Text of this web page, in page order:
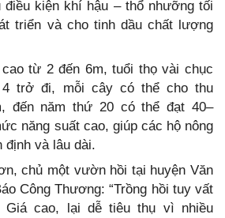
kiện khí hậu – thổ nhưỡng tối
triển và cho tinh dầu chất lượng
từ 2 đến 6m, tuổi thọ vài chục
trở đi, mỗi cây có thể cho thu
đến năm thứ 20 có thể đạt 40–
năng suất cao, giúp các hộ nông
định và lâu dài.
chủ một vườn hồi tại huyện Văn
Công Thương: “Trồng hồi tuy vất
Giá cao, lại dễ tiêu thụ vì nhiều